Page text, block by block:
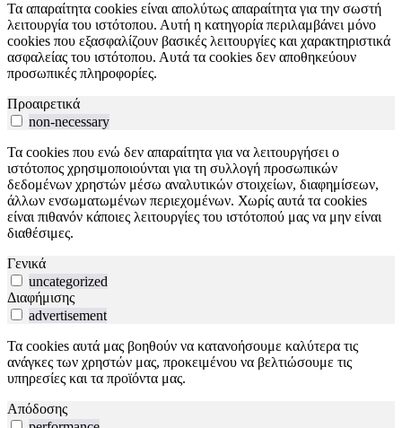
Τα απαραίτητα cookies είναι απολύτως απαραίτητα για την σωστή
λειτουργία του ιστότοπου. Αυτή η κατηγορία περιλαμβάνει μόνο
cookies που εξασφαλίζουν βασικές λειτουργίες και χαρακτηριστικά
ασφαλείας του ιστότοπου. Αυτά τα cookies δεν αποθηκεύουν
προσωπικές πληροφορίες.
Προαιρετικά
non-necessary
Τα cookies που ενώ δεν απαραίτητα για να λειτουργήσει ο
ιστότοπος χρησιμοποιούνται για τη συλλογή προσωπικών
δεδομένων χρηστών μέσω αναλυτικών στοιχείων, διαφημίσεων,
άλλων ενσωματωμένων περιεχομένων. Χωρίς αυτά τα cookies
είναι πιθανόν κάποιες λειτουργίες του ιστότοπού μας να μην είναι
διαθέσιμες.
Γενικά
uncategorized
Διαφήμισης
advertisement
Τα cookies αυτά μας βοηθούν να κατανοήσουμε καλύτερα τις
ανάγκες των χρηστών μας, προκειμένου να βελτιώσουμε τις
υπηρεσίες και τα προϊόντα μας.
Απόδοσης